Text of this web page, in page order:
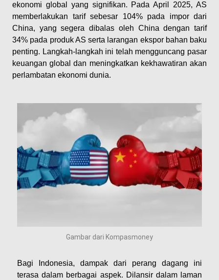
ekonomi global yang signifikan. Pada April 2025, AS
memberlakukan tarif sebesar 104% pada impor dari
China, yang segera dibalas oleh China dengan tarif
34% pada produk AS serta larangan ekspor bahan baku
penting. Langkah-langkah ini telah mengguncang pasar
keuangan global dan meningkatkan kekhawatiran akan
perlambatan ekonomi dunia. ​
Gambar dari Kompasmoney
Bagi Indonesia, dampak dari perang dagang ini
terasa dalam berbagai aspek. Dilansir dalam laman